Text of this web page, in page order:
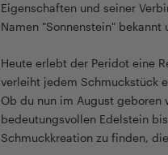
Eigenschaften und seiner
Namen "Sonnenstein"
Heute erlebt der Peridot eine
verleiht jedem Schmuckstück
Ob du nun im August
bedeutungsvollen Edelstein
Schmuckkreation zu finden,